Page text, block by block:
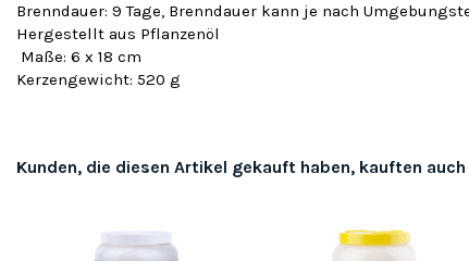
Brenndauer: 9 Tage, Brenndauer kann je nach
Hergestellt aus Pflanzenöl
Maße: 6 x 18 cm
Kerzengewicht: 520 g
Kunden, die diesen Artikel gekauft haben, kauften auch